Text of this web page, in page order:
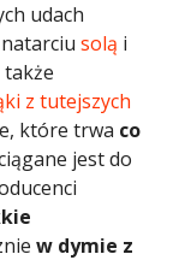
udach
solą i
z tutejszych
które trwa co
jest do
w dymie z